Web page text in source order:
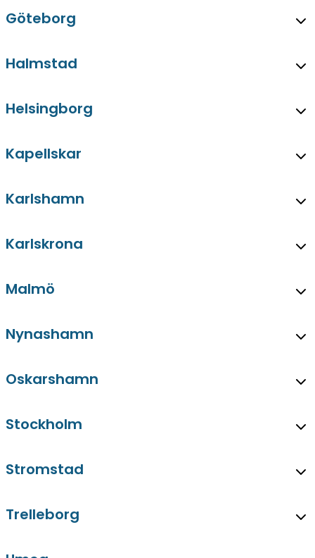
Göteborg
Halmstad
Helsingborg
Kapellskar
Karlshamn
Karlskrona
Malmö
Nynashamn
Oskarshamn
Stockholm
Stromstad
Trelleborg